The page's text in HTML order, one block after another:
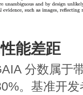
能差距
分数属于
。基准开